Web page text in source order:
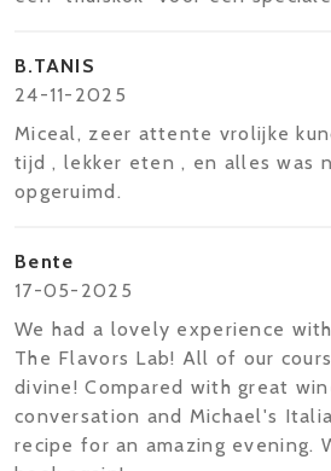
B.TANIS
24-11-2025
Miceal, zeer attente vrolijke
tijd , lekker eten , en alles was
opgeruimd.
Bente
17-05-2025
We had a lovely experience
The Flavors Lab! All of our
divine! Compared with great
conversation and Michael's
recipe for an amazing evening.